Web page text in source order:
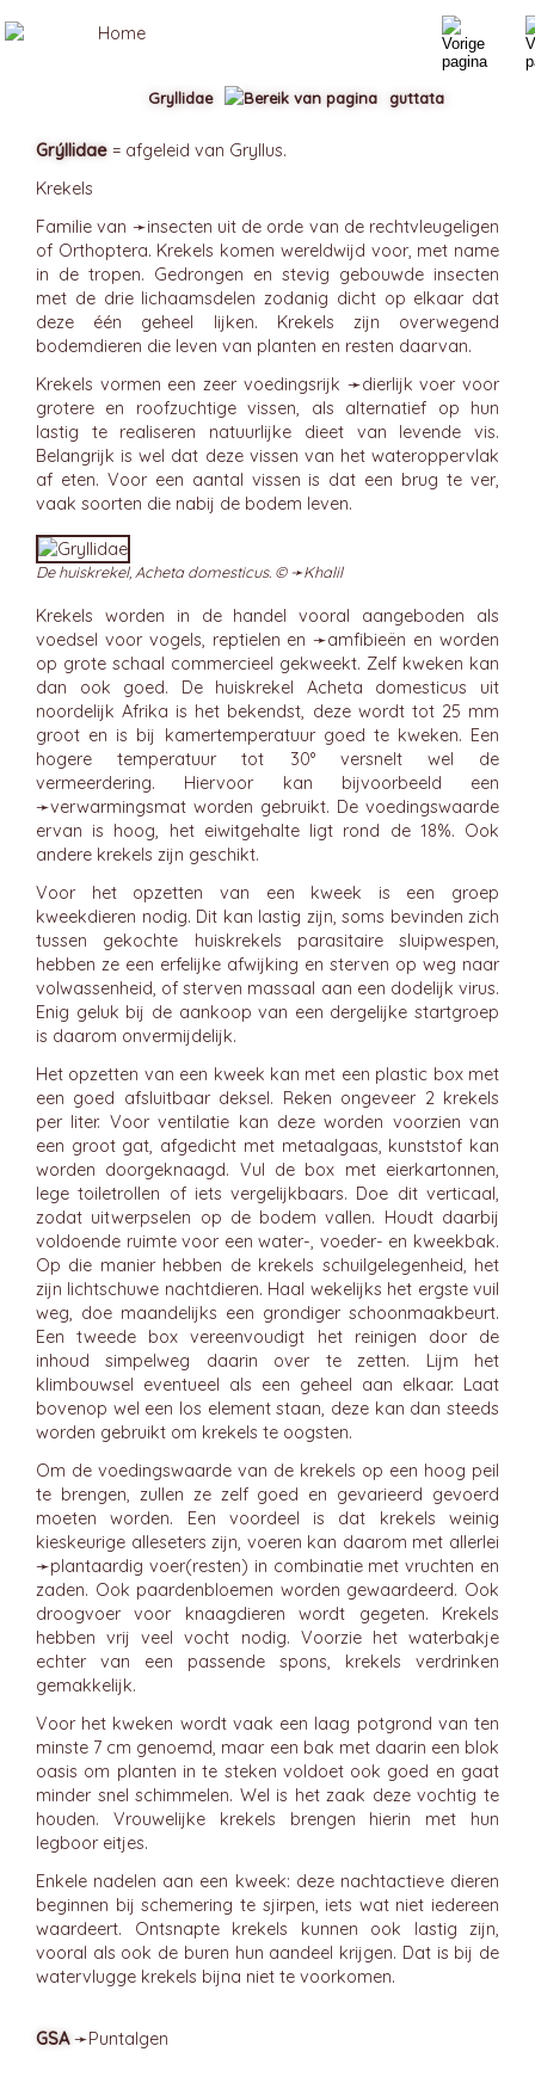
Grýllidae = afgeleid van Gryllus.
Krekels
Familie van ➛insecten uit de orde van de rechtvleugeligen
of Orthoptera. Krekels komen wereldwijd voor, met name
in de tropen. Gedrongen en stevig gebouwde insecten
met de drie lichaamsdelen zodanig dicht op elkaar dat
deze één geheel lijken. Krekels zijn overwegend
bodemdieren die leven van planten en resten daarvan.
Krekels vormen een zeer voedingsrijk ➛dierlijk voervoor
grotere en roofzuchtige vissen, als alternatief op hun
lastig te realiseren natuurlijke dieet van levende vis.
Belangrijk is wel dat deze vissen van het wateroppervlak
af eten. Voor een aantal vissen is dat een brug te ver,
vaak soorten die nabij de bodem leven.
De huiskrekel, Acheta domesticus. © ➛Khalil
Krekels worden in de handel vooral aangeboden als
voedsel voor vogels, reptielen en ➛amfibieën en worden
op grote schaal commercieel gekweekt. Zelf kweken kan
dan ook goed. De huiskrekel Acheta domesticus uit
noordelijk Afrika is het bekendst, deze wordt tot 25 mm
groot en is bij kamertemperatuur goed te kweken. Een
hogere temperatuur tot 30° versnelt wel de
vermeerdering. Hiervoor kan bijvoorbeeld een
➛verwarmingsmat worden gebruikt. De voedingswaarde
ervan is hoog, het eiwitgehalte ligt rond de 18%. Ook
andere krekels zijn geschikt.
Voor het opzetten van een kweek is een groep
kweekdieren nodig. Dit kan lastig zijn, soms bevinden zich
tussen gekochte huiskrekels parasitaire sluipwespen,
hebben ze een erfelijke afwijking en sterven op weg naar
volwassenheid, of sterven massaal aan een dodelijk virus.
Enig geluk bij de aankoop van een dergelijke startgroep
is daarom onvermijdelijk.
Het opzetten van een kweek kan met een plastic box met
een goed afsluitbaar deksel. Reken ongeveer 2 krekels
per liter. Voor ventilatie kan deze worden voorzien van
een groot gat, afgedicht met metaalgaas, kunststof kan
worden doorgeknaagd. Vul de box met eierkartonnen,
lege toiletrollen of iets vergelijkbaars. Doe dit verticaal,
zodat uitwerpselen op de bodem vallen. Houdt daarbij
voldoende ruimte voor een water-, voeder- en kweekbak.
Op die manier hebben de krekels schuilgelegenheid, het
zijn lichtschuwe nachtdieren. Haal wekelijks het ergste vuil
weg, doe maandelijks een grondiger schoonmaakbeurt.
Een tweede box vereenvoudigt het reinigen door de
inhoud simpelweg daarin over te zetten. Lijm het
klimbouwsel eventueel als een geheel aan elkaar. Laat
bovenop wel een los element staan, deze kan dan steeds
worden gebruikt om krekels te oogsten.
Om de voedingswaarde van de krekels op een hoog peil
te brengen, zullen ze zelf goed en gevarieerd gevoerd
moeten worden. Een voordeel is dat krekels weinig
kieskeurige alleseters zijn, voeren kan daarom met allerlei
➛plantaardig voer(resten) in combinatie met vruchten en
zaden. Ook paardenbloemen worden gewaardeerd. Ook
droogvoer voor knaagdieren wordt gegeten. Krekels
hebben vrij veel vocht nodig. Voorzie het waterbakje
echter van een passende spons, krekels verdrinken
gemakkelijk.
Voor het kweken wordt vaak een laag potgrond van ten
minste 7 cm genoemd, maar een bak met daarin een blok
oasis om planten in te steken voldoet ook goed en gaat
minder snel schimmelen. Wel is het zaak deze vochtig te
houden. Vrouwelijke krekels brengen hierin met hun
legboor eitjes.
Enkele nadelen aan een kweek: deze nachtactieve dieren
beginnen bij schemering te sjirpen, iets wat niet iedereen
waardeert. Ontsnapte krekels kunnen ook lastig zijn,
vooral als ook de buren hun aandeel krijgen. Dat is bij de
watervlugge krekels bijna niet te voorkomen.
GSA➛Puntalgen
Gryllidae guttata